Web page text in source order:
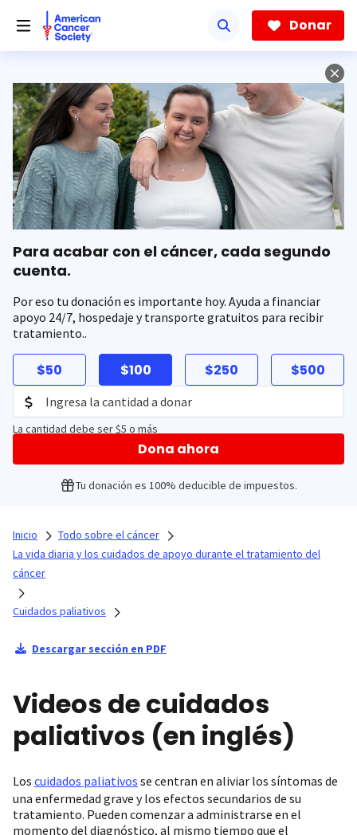
hacia
contenido
Donar
Para acabar con el cáncer, cada segundo
cuenta.
Por eso tu donación es importante hoy. Ayuda a financiar
apoyo 24/7, hospedaje y transporte gratuitos para recibir
tratamiento..
$50 $100 $250 $500
La cantidad debe ser $5 o más
Dona ahora
Tu donación es 100% deducible de impuestos.
Inicio
Todo sobre el cáncer
La vida diaria y los cuidados de apoyo durante el tratamiento del
cáncer
Cuidados paliativos
Descargar sección en PDF
Videos de cuidados
paliativos (en inglés)
Los cuidados paliativos se centran en aliviar los síntomas de
una enfermedad grave y los efectos secundarios de su
tratamiento. Pueden comenzar a administrarse en el
momento del diagnóstico, al mismo tiempo que el